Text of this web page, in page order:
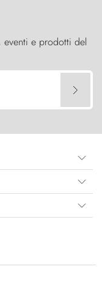
eventi e prodotti del